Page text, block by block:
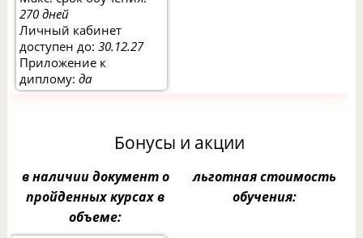
270 дней
Личный кабинет
доступен до:30.12.27
Приложение к
диплому:да
Бонусы и акции
в наличии документ о
пройденных курсах в
объеме:
льготная стоимость
обучения: